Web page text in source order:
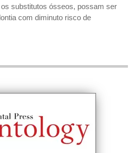
substitutos ósseos, possam ser
com diminuto risco de